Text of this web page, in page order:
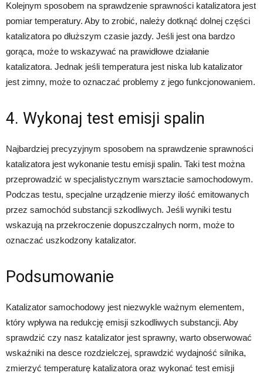
Kolejnym sposobem na sprawdzenie sprawności katalizatora jest
pomiar temperatury. Aby to zrobić, należy dotknąć dolnej części
katalizatora po dłuższym czasie jazdy. Jeśli jest ona bardzo
gorąca, może to wskazywać na prawidłowe działanie
katalizatora. Jednak jeśli temperatura jest niska lub katalizator
jest zimny, może to oznaczać problemy z jego funkcjonowaniem.
4. Wykonaj test emisji spalin
Najbardziej precyzyjnym sposobem na sprawdzenie sprawności
katalizatora jest wykonanie testu emisji spalin. Taki test można
przeprowadzić w specjalistycznym warsztacie samochodowym.
Podczas testu, specjalne urządzenie mierzy ilość emitowanych
przez samochód substancji szkodliwych. Jeśli wyniki testu
wskazują na przekroczenie dopuszczalnych norm, może to
oznaczać uszkodzony katalizator.
Podsumowanie
Katalizator samochodowy jest niezwykle ważnym elementem,
który wpływa na redukcję emisji szkodliwych substancji. Aby
sprawdzić czy nasz katalizator jest sprawny, warto obserwować
wskaźniki na desce rozdzielczej, sprawdzić wydajność silnika,
zmierzyć temperaturę katalizatora oraz wykonać test emisji